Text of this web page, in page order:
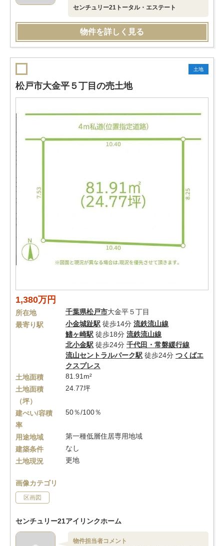
センチュリー21トータル・エステート
物件を詳しく見る
土地
松戸市大金平５丁目の売土地
1,380万円
所在地 千葉県松戸市大金平５丁目
最寄り駅
小金城趾駅 徒歩14分 流鉄流山線
鰭ヶ崎駅 徒歩18分 流鉄流山線
北小金駅 徒歩24分 千代田・常磐緩行線
流山セントラルパーク駅 徒歩24分 つくばエ
クスプレス
土地面積
81.91m²
土地面積
（坪）
24.77坪
建ぺい/容積
率
50％/100％
用途地域
第一種低層住居専用地域
建築条件
なし
土地現況
更地
画像カテゴリ
区画図
センチュリー21アイリンクホーム
物件担当者コメント